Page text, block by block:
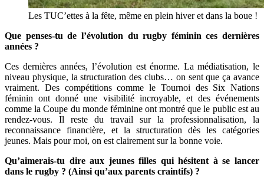
Les TUC’ettes à la fête, même en plein hiver et dans la boue !
Que penses-tu de l’évolution du rugby féminin ces dernières
années ?
Ces dernières années, l’évolution est énorme. La médiatisation, le
niveau physique, la structuration des clubs… on sent que ça avance
vraiment. Des compétitions comme le Tournoi des Six Nations
féminin ont donné une visibilité incroyable, et des événements
comme la Coupe du monde féminine ont montré que le public est au
rendez-vous. Il reste du travail sur la professionnalisation, la
reconnaissance financière, et la structuration dès les catégories
jeunes. Mais pour moi, on est clairement sur la bonne voie.
Qu’aimerais-tu dire aux jeunes filles qui hésitent à se lancer
dans le rugby ? (Ainsi qu’aux parents craintifs) ?